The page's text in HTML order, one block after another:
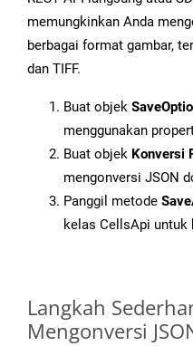
memungkinkan Anda
berbagai format gambar,
dan TIFF.
Buat objek
menggunakan
Buat objek Konversi
mengonversi JSON
Panggil metode
kelas CellsApi untuk
Langkah
Mengonversi